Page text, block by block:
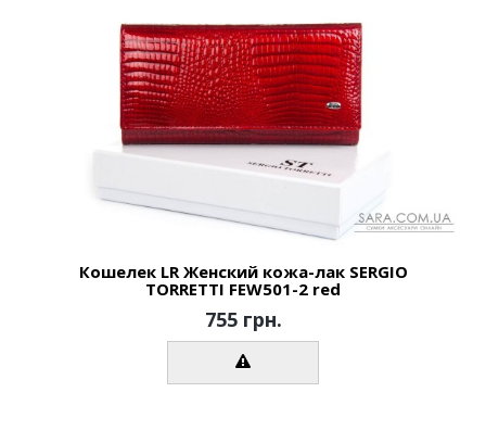
Кошелек LR Женский кожа-лак SERGIO
TORRETTI FEW501-2 red
755 грн.